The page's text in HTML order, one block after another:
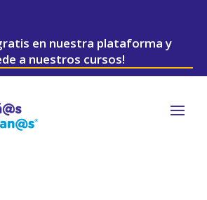
en nuestra plataforma y
a nuestros cursos!